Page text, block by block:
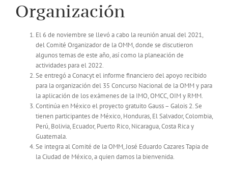
Organización
El 6 de noviembre se llevó a cabo la reunión anual del 2021,
del Comité Organizador de la OMM, donde se discutieron
algunos temas de este año, así como la planeación de
actividades para el 2022.
Se entregó a Conacyt el informe financiero del apoyo recibido
para la organización del 35 Concurso Nacional de la OMM y para
la aplicación de los exámenes de la IMO, OMCC, OIM y RMM.
Continúa en México el proyecto gratuito Gauss – Galois 2. Se
tienen participantes de México, Honduras, El Salvador, Colombia,
Perú, Bolivia, Ecuador, Puerto Rico, Nicaragua, Costa Rica y
Guatemala.
Se integra al Comité de la OMM, José Eduardo Cazares Tapia de
la Ciudad de México, a quien damos la bienvenida.